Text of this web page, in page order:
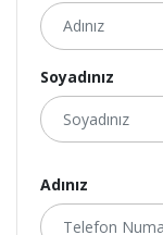
Soyadınız
Adınız